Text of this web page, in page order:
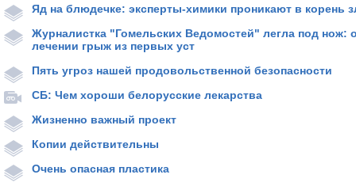
Яд на блюдечке: эксперты-химики проникают в корень
Журналистка "Гомельских Ведомостей" легла под нож:
лечении грыж из первых уст
Пять угроз нашей продовольственной безопасности
СБ: Чем хороши белорусские лекарства
Жизненно важный проект
Копии действительны
Очень опасная пластика